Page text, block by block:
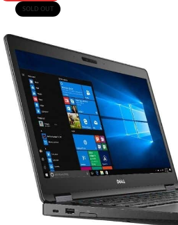
SOLD OUT